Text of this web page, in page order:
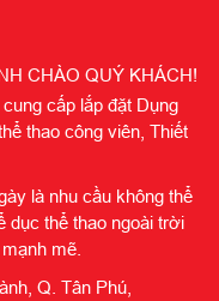
CHÀO QUÝ KHÁCH!
cấp lắp đặt Dụng
thao công viên, Thiết
là nhu cầu không thể
dục thể thao ngoài trời
mẽ.
Q. Tân Phú,